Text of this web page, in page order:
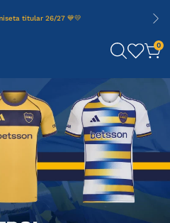
titular 26/27 💙💛
0